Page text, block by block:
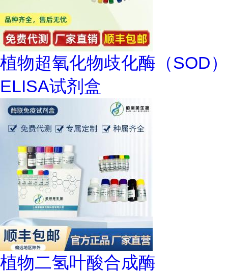
植物超氧化物歧化酶（SOD）
ELISA试剂盒
植物二氢叶酸合成酶